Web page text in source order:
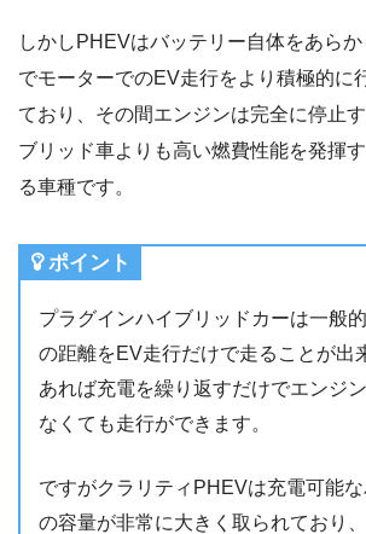
しかしPHEVはバッテリー自体をあら
でモーターでのEV走行をより積極的に
ており、その間エンジンは完全に停止
ブリッド車よりも高い燃費性能を発揮
る車種です。
ポイント
プラグインハイブリッドカーは一般
の距離をEV走行だけで走ることが出
あれば充電を繰り返すだけでエンジ
なくても走行ができます。
ですがクラリティPHEVは充電可能
の容量が非常に大きく取られており